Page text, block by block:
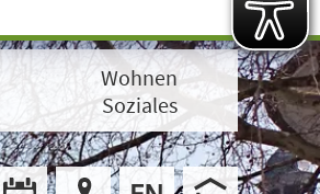
Wohnen
Soziales